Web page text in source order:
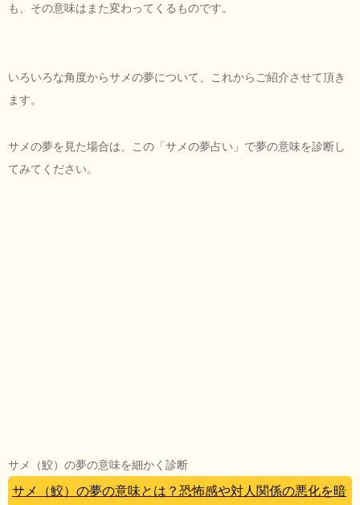
も、その意味はまた変わってくるものです。
いろいろな角度からサメの夢について、これからご紹介させて頂き
ます。
サメの夢を見た場合は、この「サメの夢占い」で夢の意味を診断し
てみてください。
サメ（鮫）の夢の意味を細かく診断
サメ（鮫）の夢の意味とは？恐怖感や対人関係の悪化を暗